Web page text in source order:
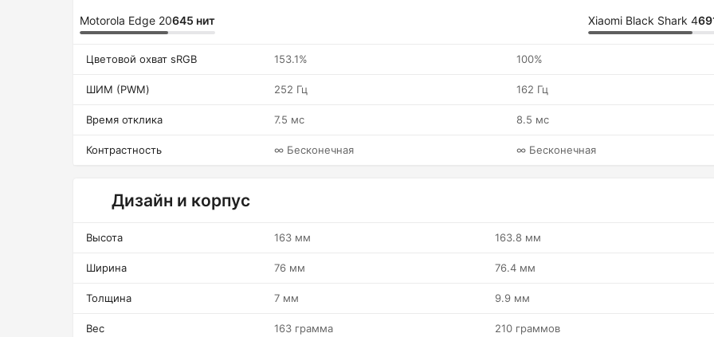
Motorola Edge 20645 нит Xiaomi Black Shark 4
Цветовой охват sRGB 153.1% 100%
ШИМ (PWM) 252 Гц 162 Гц
Время отклика 7.5 мс 8.5 мс
Контрастность ∞ Бесконечная ∞ Бесконечная
Дизайн и корпус
Высота 163 мм 163.8 мм
Ширина 76 мм 76.4 мм
Толщина 7 мм 9.9 мм
Вес 163 грамма 210 граммов